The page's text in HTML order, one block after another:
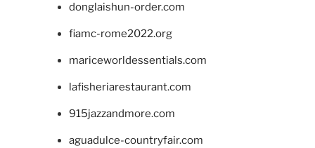
donglaishun-order.com
fiamc-rome2022.org
mariceworldessentials.com
lafisheriarestaurant.com
915jazzandmore.com
aguadulce-countryfair.com